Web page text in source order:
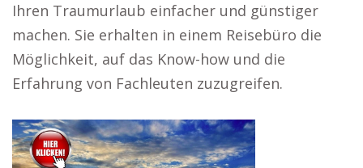
Ihren Traumurlaub einfacher und günstiger
machen. Sie erhalten in einem Reisebüro die
Möglichkeit, auf das Know-how und die
Erfahrung von Fachleuten zuzugreifen.